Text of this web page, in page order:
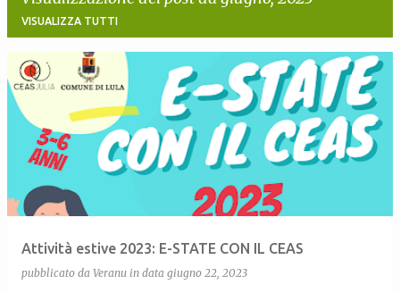
VISUALIZZA TUTTI
P
Attività estive 2023: E-STATE CON IL CEAS
pubblicato da Veranu in data giugno 22, 2023